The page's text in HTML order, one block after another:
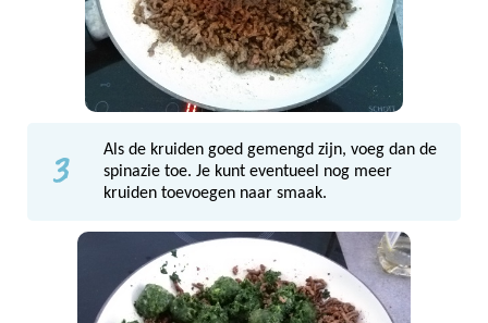
3
Als de kruiden goed gemengd zijn, voeg dan de
spinazie toe. Je kunt eventueel nog meer
kruiden toevoegen naar smaak.